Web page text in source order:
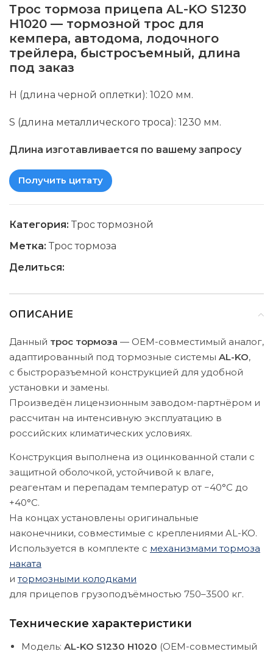
Трос тормоза прицепа AL-KO S1230
H1020 — тормозной трос для
кемпера, автодома, лодочного
трейлера, быстросъемный, длина
под заказ
H (длина черной оплетки): 1020 мм.
S (длина металлического троса): 1230 мм.
Длина изготавливается по вашему запросу
Получить цитату
Категория: Трос тормозной
Метка: Трос тормоза
Делиться:
ОПИСАНИЕ
Данный трос тормоза — OEM-совместимый аналог,
адаптированный под тормозные системы AL-KO,
с быстроразъемной конструкцией для удобной
установки и замены.
Произведён лицензионным заводом-партнёром и
рассчитан на интенсивную эксплуатацию в
российских климатических условиях.
Конструкция выполнена из оцинкованной стали с
защитной оболочкой, устойчивой к влаге,
реагентам и перепадам температур от −40°C до
+40°C.
На концах установлены оригинальные
наконечники, совместимые с креплениями AL-KO.
Используется в комплекте с механизмами тормоза
наката
итормозными колодками
для прицепов грузоподъёмностью 750–3500 кг.
Технические характеристики
Модель: AL-KO S1230 H1020 (OEM-совместимый